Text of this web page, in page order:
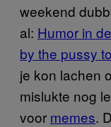
weekend
al: Humor in
by the pussy
je kon lachen
mislukte nog
voor memes.